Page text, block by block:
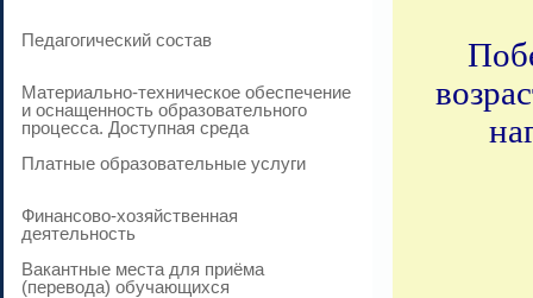
Педагогический состав
Материально-техническое обеспечение
и оснащенность образовательного
процесса. Доступная среда
Платные образовательные услуги
Финансово-хозяйственная
деятельность
Вакантные места для приёма
(перевода) обучающихся